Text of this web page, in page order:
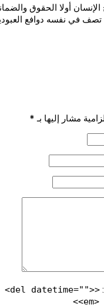
تمنح الإنسان أولا
تصف في نفسه دوافع
مشار إليها بـ*
datetime="">